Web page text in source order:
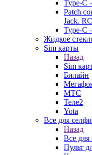
Type-C
Patch
Jack.
Type-C
Жидкое
Sim карты
Назад
Sim
Билайн
МТС
Теле2
Yota
Все для селфи
Назад
Все для
Пульт